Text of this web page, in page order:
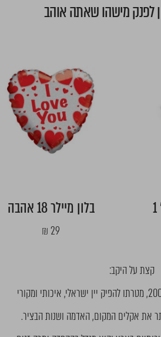
לפנק מישהו שאתה אוהב
בלון מיילר 18 אהבה
מחיר
29 ₪
קצת על היקב:
יקב רקאנטי הוקם בשנת 2000, מטרתו להפיק יין ישראלי, איכותי ומקורי
את אקלים המקום, האדמה ושנות הבציר.